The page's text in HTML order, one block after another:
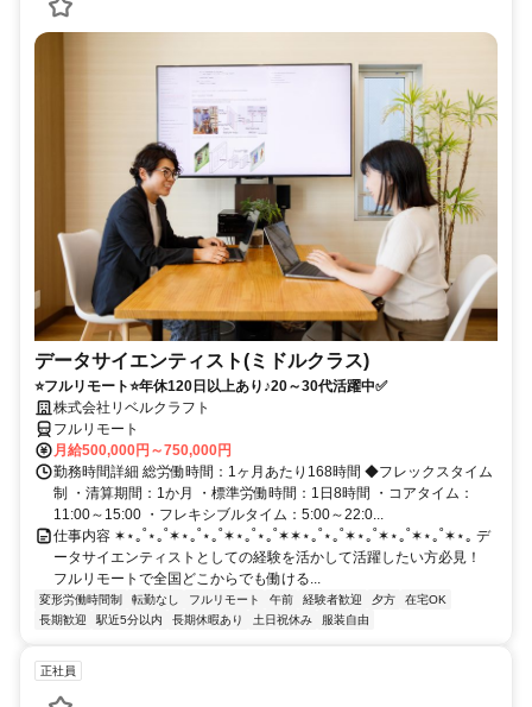
データサイエンティスト(ミドルクラス)
⭐フルリモート⭐年休120日以上あり♪20～30代活躍中✅
株式会社リベルクラフト
フルリモート
月給500,000円～750,000円
勤務時間詳細 総労働時間：1ヶ月あたり168時間 ◆フレックスタイム
制 ・清算期間：1か月 ・標準労働時間：1日8時間 ・コアタイム：
11:00～15:00 ・フレキシブルタイム：5:00～22:0...
仕事内容 ✶⋆｡˚⋆｡˚✶⋆｡˚⋆｡˚✶⋆｡˚⋆｡˚✶✶⋆｡˚⋆｡˚✶⋆｡˚✶⋆｡˚✶⋆｡˚✶⋆｡ デ
ータサイエンティストとしての経験を活かして活躍したい方必見！
フルリモートで全国どこからでも働ける...
変形労働時間制 転勤なし フルリモート 午前 経験者歓迎 夕方
在宅OK
長期歓迎
駅近5分以内 長期休暇あり 土日祝休み 服装自由
正社員